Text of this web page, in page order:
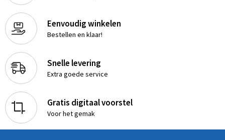
Eenvoudig winkelen
Bestellen en klaar!
Snelle levering
Extra goede service
Gratis digitaal voorstel
Voor het gemak